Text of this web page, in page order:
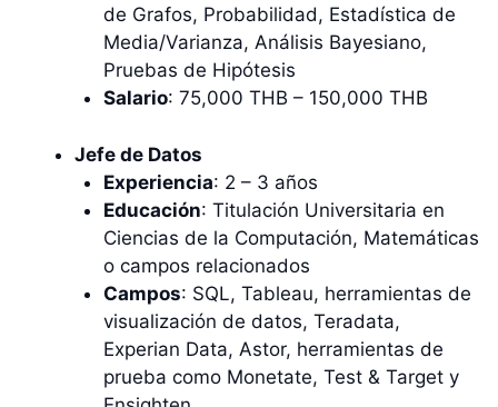
de Grafos, Probabilidad, Estadística de
Media/Varianza, Análisis Bayesiano,
Pruebas de Hipótesis
Salario: 75,000 THB – 150,000 THB
Jefe de Datos
Experiencia: 2 – 3 años
Educación: Titulación Universitaria en
Ciencias de la Computación, Matemáticas
o campos relacionados
Campos: SQL, Tableau, herramientas de
visualización de datos, Teradata,
Experian Data, Astor, herramientas de
prueba como Monetate, Test & Target y